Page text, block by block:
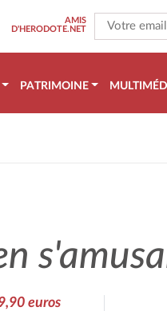
AMIS
D'HERODOTE.NET
PATRIMOINE
euros